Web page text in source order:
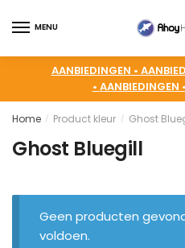
MENU
AANBIEDINGEN •
• AANBIEDINGEN •
Home / Product kleur / Ghost
Ghost Bluegill
Geen producten
voldoen.